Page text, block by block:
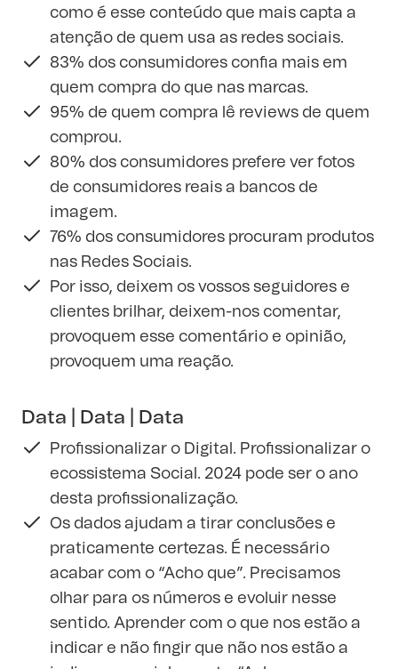
como é esse conteúdo que mais capta a
atenção de quem usa as redes sociais.
83% dos consumidores confia mais em
quem compra do que nas marcas.
95% de quem compra lê reviews de quem
comprou.
80% dos consumidores prefere ver fotos
de consumidores reais a bancos de
imagem.
76% dos consumidores procuram produtos
nas Redes Sociais.
Por isso, deixem os vossos seguidores e
clientes brilhar, deixem-nos comentar,
provoquem esse comentário e opinião,
provoquem uma reação.
Data | Data | Data
Profissionalizar o Digital. Profissionalizar o
ecossistema Social. 2024 pode ser o ano
desta profissionalização.
Os dados ajudam a tirar conclusões e
praticamente certezas. É necessário
acabar com o “Acho que”. Precisamos
olhar para os números e evoluir nesse
sentido. Aprender com o que nos estão a
indicar e não fingir que não nos estão a